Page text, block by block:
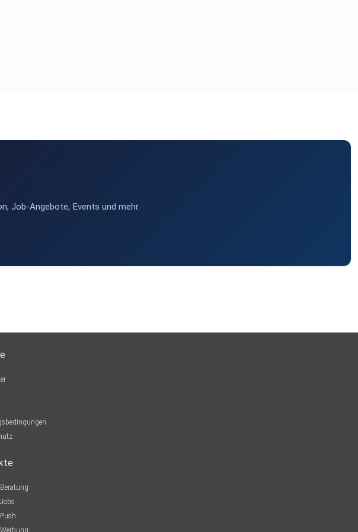
Job-Angebote, Events und mehr.